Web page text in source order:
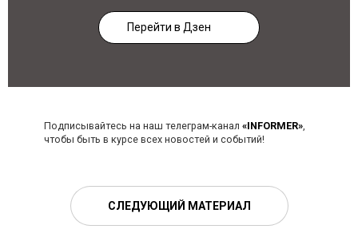
Перейти в Дзен
Подписывайтесь на наш телеграм-канал «INFORMER»,
чтобы быть в курсе всех новостей и событий!
СЛЕДУЮЩИЙ МАТЕРИАЛ